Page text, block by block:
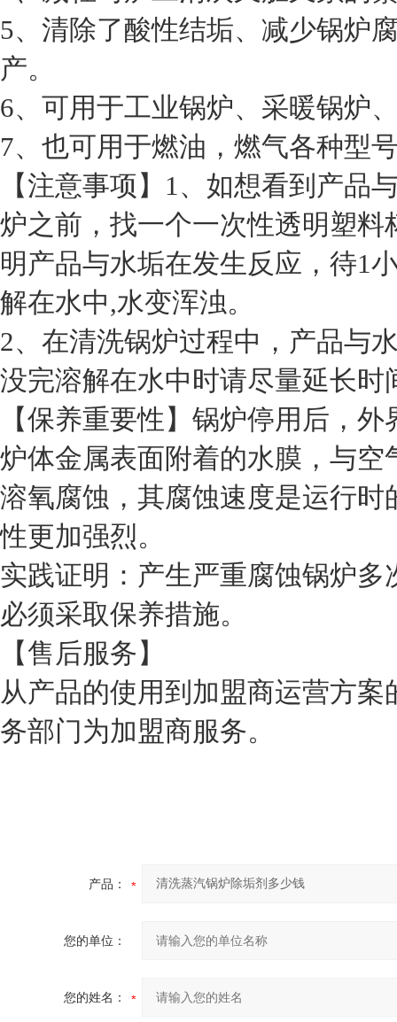
5、清除了酸性结垢、减少锅炉
产。
6、可用于工业锅炉、采暖锅炉
7、也可用于燃油，燃气各种型
【注意事项】1、如想看到产品
炉之前，找一个一次性透明塑
明产品与水垢在发生反应，待1
解在水中,水变浑浊。
2、在清洗锅炉过程中，产品与
没完溶解在水中时请尽量延长时
【保养重要性】锅炉停用后，
炉体金属表面附着的水膜，与
溶氧腐蚀，其腐蚀速度是运行
性更加强烈。
实践证明：产生严重腐蚀锅炉
必须采取保养措施。
【售后服务】
从产品的使用到加盟商运营方
务部门为加盟商服务。
产品：
您的单位：
您的姓名：